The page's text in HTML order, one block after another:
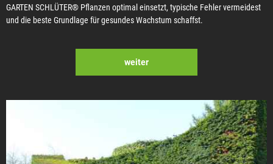
GARTEN SCHLÜTER® Pflanzen optimal einsetzt, typische Fehler vermeidest
und die beste Grundlage für gesundes Wachstum schaffst.
weiter